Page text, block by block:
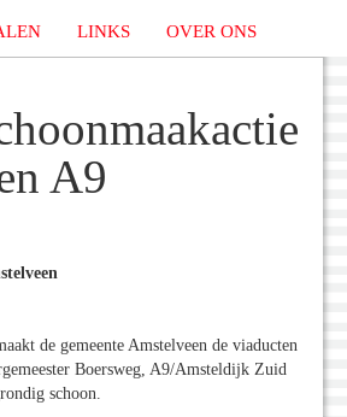
LINKS OVER ONS
A9
de gemeente Amstelveen de viaducten
Boersweg, A9/Amsteldijk Zuid
schoon.